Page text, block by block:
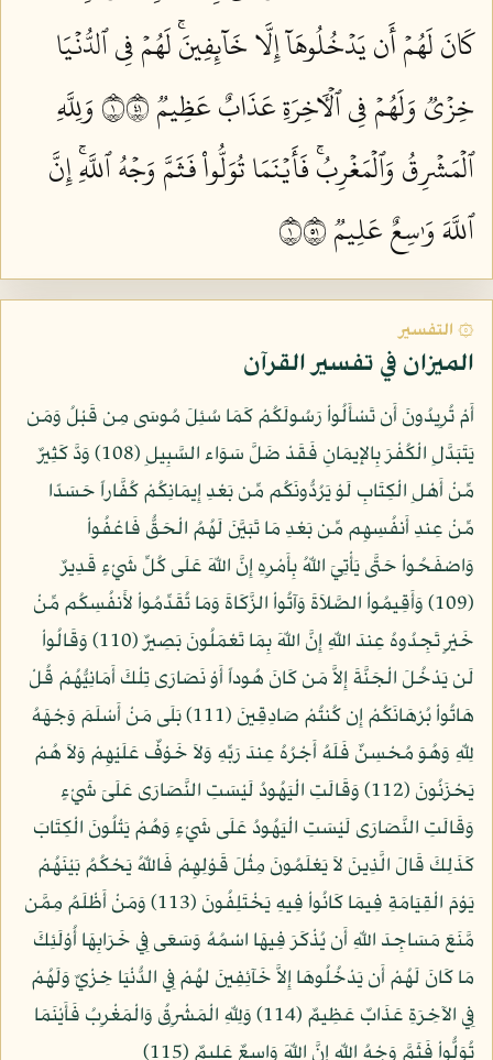
كَانَ لَهُمۡ أَن يَدۡخُلُوهَآ إِلَّا خَآئِفِينَۚ لَهُمۡ فِي ٱلدُّنۡيَا
خِزۡيٞ وَلَهُمۡ فِي ٱلۡأٓخِرَةِ عَذَابٌ عَظِيمٞ ١١٤
وَلِلَّهِ
ٱلۡمَشۡرِقُ وَٱلۡمَغۡرِبُۚ فَأَيۡنَمَا تُوَلُّواْ فَثَمَّ وَجۡهُ ٱللَّهِۚ إِنَّ
ٱللَّهَ وَٰسِعٌ عَلِيمٞ ١١٥
۞ التفسير
الميزان في تفسير القرآن
أَمْ تُرِيدُونَ أَن تَسْأَلُواْ رَسُولَكُمْ كَمَا سُئِلَ مُوسَى مِن قَبْلُ وَمَن
يَتَبَدَّلِ الْكُفْرَ بِالإِيمَانِ فَقَدْ ضَلَّ سَوَاء السَّبِيلِ (108) وَدَّ كَثِيرٌ
مِّنْ أَهْلِ الْكِتَابِ لَوْ يَرُدُّونَكُم مِّن بَعْدِ إِيمَانِكُمْ كُفَّاراً حَسَدًا
مِّنْ عِندِ أَنفُسِهِم مِّن بَعْدِ مَا تَبَيَّنَ لَهُمُ الْحَقُّ فَاعْفُواْ
وَاصْفَحُواْ حَتَّى يَأْتِيَ اللّهُ بِأَمْرِهِ إِنَّ اللّهَ عَلَى كُلِّ شَيْءٍ قَدِيرٌ
(109) وَأَقِيمُواْ الصَّلاَةَ وَآتُواْ الزَّكَاةَ وَمَا تُقَدِّمُواْ لأَنفُسِكُم مِّنْ
خَيْرٍ تَجِدُوهُ عِندَ اللّهِ إِنَّ اللّهَ بِمَا تَعْمَلُونَ بَصِيرٌ (110) وَقَالُواْ
لَن يَدْخُلَ الْجَنَّةَ إِلاَّ مَن كَانَ هُوداً أَوْ نَصَارَى تِلْكَ أَمَانِيُّهُمْ قُلْ
هَاتُواْ بُرْهَانَكُمْ إِن كُنتُمْ صَادِقِينَ (111) بَلَى مَنْ أَسْلَمَ وَجْهَهُ
لِلّهِ وَهُوَ مُحْسِنٌ فَلَهُ أَجْرُهُ عِندَ رَبِّهِ وَلاَ خَوْفٌ عَلَيْهِمْ وَلاَ هُمْ
يَحْزَنُونَ (112) وَقَالَتِ الْيَهُودُ لَيْسَتِ النَّصَارَى عَلَىَ شَيْءٍ
وَقَالَتِ النَّصَارَى لَيْسَتِ الْيَهُودُ عَلَى شَيْءٍ وَهُمْ يَتْلُونَ الْكِتَابَ
كَذَلِكَ قَالَ الَّذِينَ لاَ يَعْلَمُونَ مِثْلَ قَوْلِهِمْ فَاللّهُ يَحْكُمُ بَيْنَهُمْ
يَوْمَ الْقِيَامَةِ فِيمَا كَانُواْ فِيهِ يَخْتَلِفُونَ (113) وَمَنْ أَظْلَمُ مِمَّن
مَّنَعَ مَسَاجِدَ اللّهِ أَن يُذْكَرَ فِيهَا اسْمُهُ وَسَعَى فِي خَرَابِهَا أُوْلَئِكَ
مَا كَانَ لَهُمْ أَن يَدْخُلُوهَا إِلاَّ خَآئِفِينَ لهُمْ فِي الدُّنْيَا خِزْيٌ وَلَهُمْ
فِي الآخِرَةِ عَذَابٌ عَظِيمٌ (114) وَلِلّهِ الْمَشْرِقُ وَالْمَغْرِبُ فَأَيْنَمَا
تُوَلُّواْ فَثَمَّ وَجْهُ اللّهِ إِنَّ اللّهَ وَاسِعٌ عَلِيمٌ (115)